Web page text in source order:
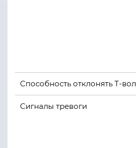
Способность отклонять T-
Сигналы тревоги